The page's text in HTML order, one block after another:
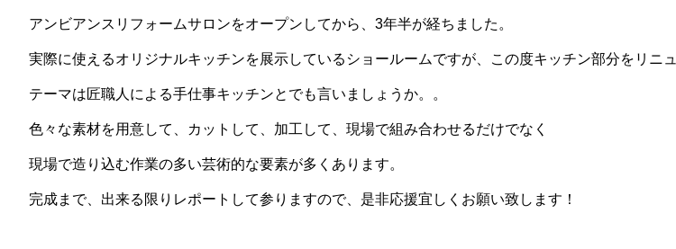
アンビアンスリフォームサロンをオープンしてから、3年半が経ちました。
実際に使えるオリジナルキッチンを展示しているショールームですが、この度キッチン部分をリニ
テーマは匠職人による手仕事キッチンとでも言いましょうか。。
色々な素材を用意して、カットして、加工して、現場で組み合わせるだけでなく
現場で造り込む作業の多い芸術的な要素が多くあります。
完成まで、出来る限りレポートして参りますので、是非応援宜しくお願い致します！